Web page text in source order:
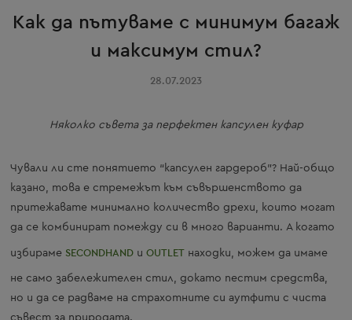
Как да пътуваме с минимум багаж
и максимум стил?
28.07.2023
Няколко съвета за перфектен капсулен куфар
Чували ли сте понятието “капсулен гардероб”? Най-общо
казано, това е стремежът към съвършенството да
притежавате минимално количество дрехи, които могат
да се комбинират помежду си в много варианти. А когато
избирамеSECONDHAND иOUTLET находки, можем да имаме
не само забележителен стил, докато пестим средства,
но и да се радваме на страхотните си аутфити с чиста